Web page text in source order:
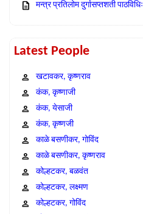
मन्त्र प्रतिलोम दुर्गासप्तशती पाठविधिः
Latest People
खटावकर, कृष्णराव
कंक, कृष्णाजी
कंक, येसाजी
कंक, कृष्णजी
काळे बसणीकर, गोविंद
काळे बसणीकर, कृष्णराव
कोल्हटकर, बळवंत
कोल्हटकर, लक्ष्मण
कोल्हटकर, गोविंद